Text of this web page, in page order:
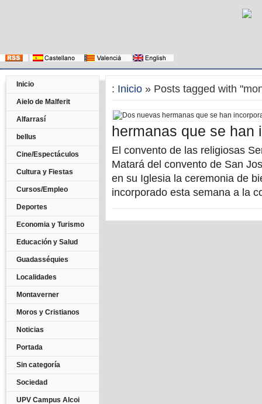
Inicio
Aielo de Malferit
Alfarrasí
bellus
Cine/Espectáculos
Cultura y Fiestas
Cursos/Empleo
Deportes
Economia y Turismo
Educación y Salud
Guadasséquies
Localidades
Montaverner
Moros y Cristianos
Noticias
Portada
Sin categoría
Sociedad
UPV Campus Alcoi
: Inicio » Posts tagged with
hermanas que se han
El convento de las religiosas
Matará del convento de San
en su Iglesia la ceremonia de
incorporado esta semana a la